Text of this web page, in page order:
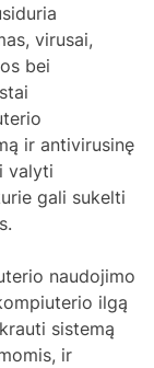
virusai,
bei
ir antivirusinę
valyti
gali sukelti
naudojimo
ilgą
sistemą
ir